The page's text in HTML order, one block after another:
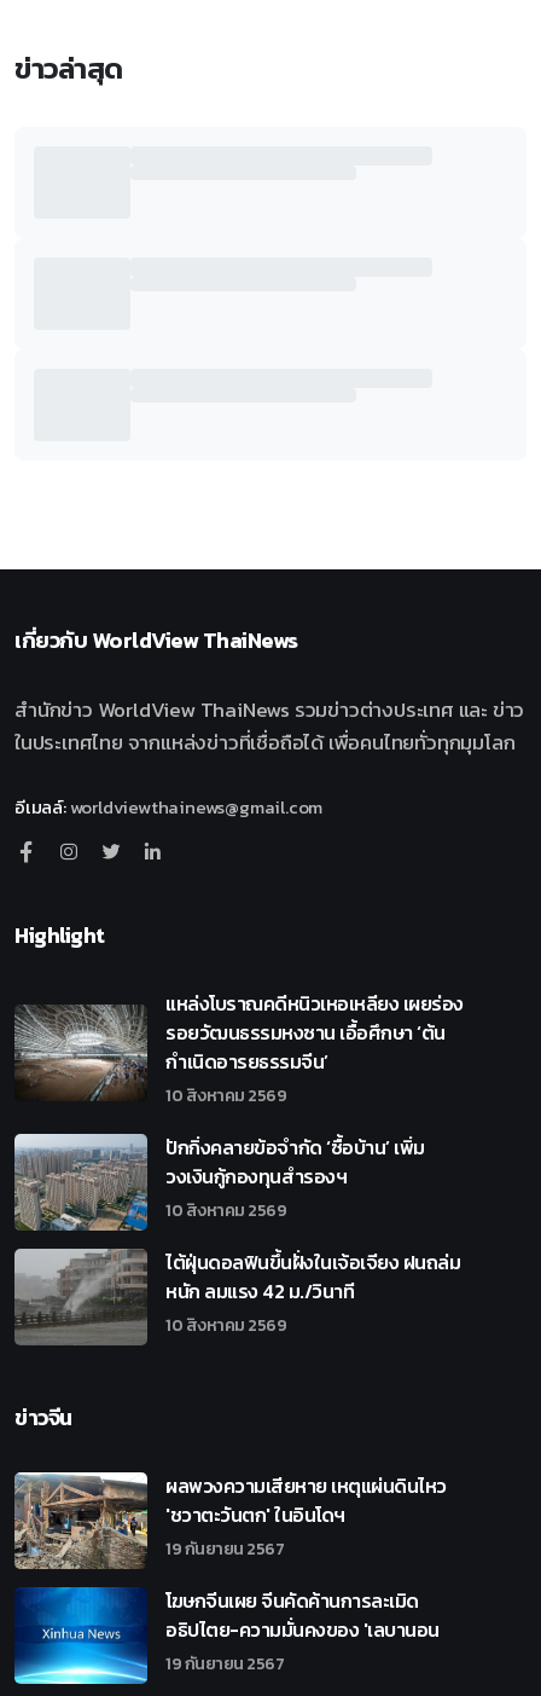
ข่าวล่าสุด
เกี่ยวกับWorldView ThaiNews
สำนักข่าว WorldView ThaiNews รวมข่าวต่างประเทศ และ ข่าว
ในประเทศไทย จากแหล่งข่าวที่เชื่อถือได้ เพื่อคนไทยทั่วทุกมุมโลก
อีเมลล์:worldviewthainews@gmail.com
Highlight
แหล่งโบราณคดีหนิวเหอเหลียง เผยร่อง
รอยวัฒนธรรมหงซาน เอื้อศึกษา ‘ต้น
กำเนิดอารยธรรมจีน’
10 สิงหาคม 2569
ปักกิ่งคลายข้อจำกัด ‘ซื้อบ้าน’ เพิ่ม
วงเงินกู้กองทุนสำรองฯ
10 สิงหาคม 2569
ไต้ฝุ่นดอลฟินขึ้นฝั่งในเจ้อเจียง ฝนถล่ม
หนัก ลมแรง 42 ม./วินาที
10 สิงหาคม 2569
ข่าวจีน
ผลพวงความเสียหาย เหตุแผ่นดินไหว
'ชวาตะวันตก' ในอินโดฯ
19 กันยายน 2567
โฆษกจีนเผย จีนคัดค้านการละเมิด
อธิปไตย-ความมั่นคงของ 'เลบานอน
19 กันยายน 2567